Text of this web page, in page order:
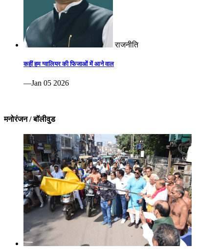
राजनीति
कहीं हम ग्वालियर की फिजाओं में आने वाल
—Jan 05 2026
मनोरंजन / बॉलीवुड